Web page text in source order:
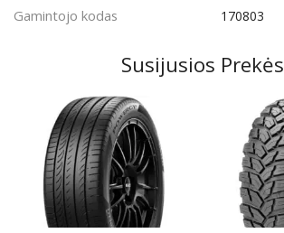
Gamintojo kodas 170803
Susijusios Prekės